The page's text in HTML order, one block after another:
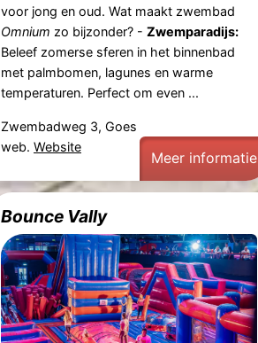
voor jong en oud. Wat maakt zwembad
Omnium zo bijzonder? - Zwemparadijs:
Beleef zomerse sferen in het binnenbad
met palmbomen, lagunes en warme
temperaturen. Perfect om even ...
Zwembadweg 3, Goes
web. Website
Meer informatie
Bounce Vally